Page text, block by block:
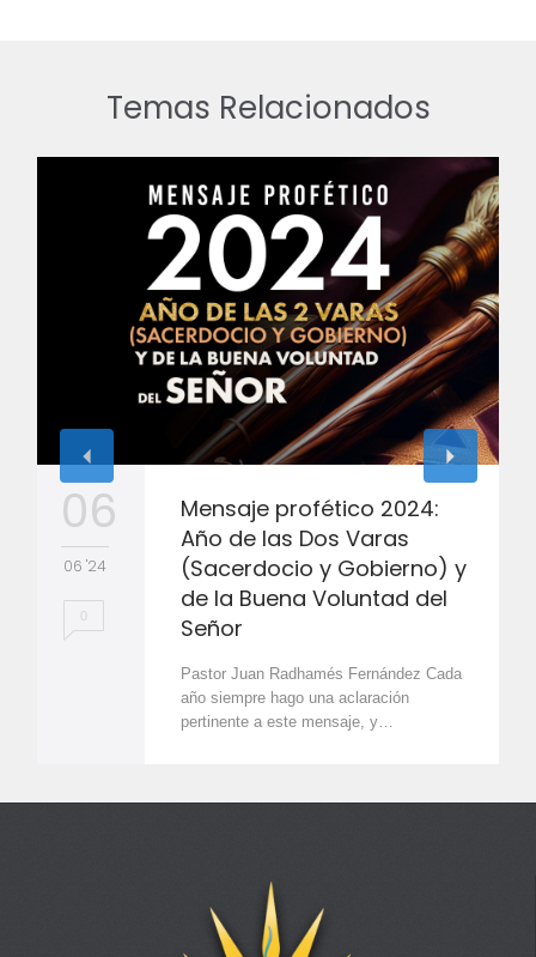
Temas Relacionados
06
06 '24
0
Mensaje profético 2024:
Año de las Dos Varas
(Sacerdocio y Gobierno) y
de la Buena Voluntad del
Señor
Pastor Juan Radhamés Fernández Cada
año siempre hago una aclaración
pertinente a este mensaje, y…